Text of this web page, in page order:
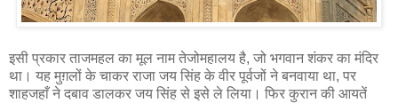
इसी प्रकार ताजमहल का मूल नाम तेजोमहालय है, जो भगवान शंकर का मंदिर
था। यह मुग़लों के चाकर राजा जय सिंह के वीर पूर्वजों ने बनवाया था, पर
शाहजहाँ ने दबाव डालकर जय सिंह से इसे ले लिया। फिर कुरान की आयतें